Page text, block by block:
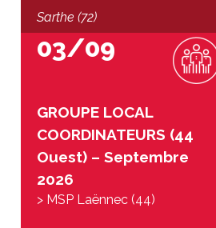
Sarthe (72)
03/09
GROUPE LOCAL
COORDINATEURS (44
Ouest) – Septembre
2026
> MSP Laënnec (44)